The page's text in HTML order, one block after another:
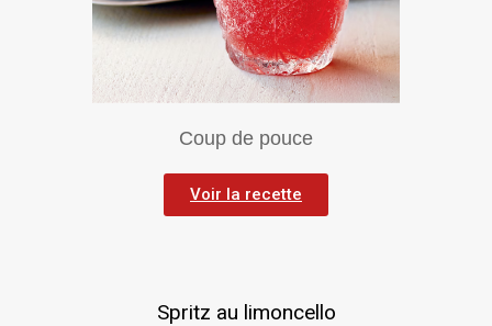
Coup de pouce
Voir la recette
Spritz au limoncello